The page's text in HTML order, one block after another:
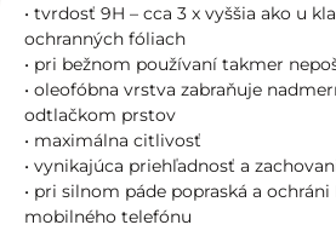
• tvrdosť 9H – cca 3 x vyššia ako u
ochranných fóliach
• pri bežnom používaní takmer
• oleofóbna vrstva zabraňuje
odtlačkom prstov
• maximálna citlivosť
• vynikajúca priehľadnosť a
• pri silnom páde popraská a ochráni
mobilného telefónu